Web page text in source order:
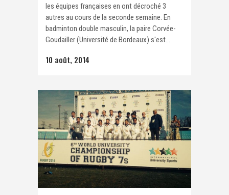
les équipes françaises en ont décroché 3
autres au cours de la seconde semaine. En
badminton double masculin, la paire Corvée-
Goudailler (Université de Bordeaux) s'est...
10 août, 2014